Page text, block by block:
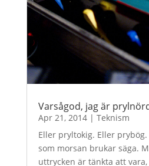
Varsågod, jag är
Apr 21, 2014| Teknism
Eller pryltokig. Eller
som morsan brukar säga.
uttrycken är tänkta att